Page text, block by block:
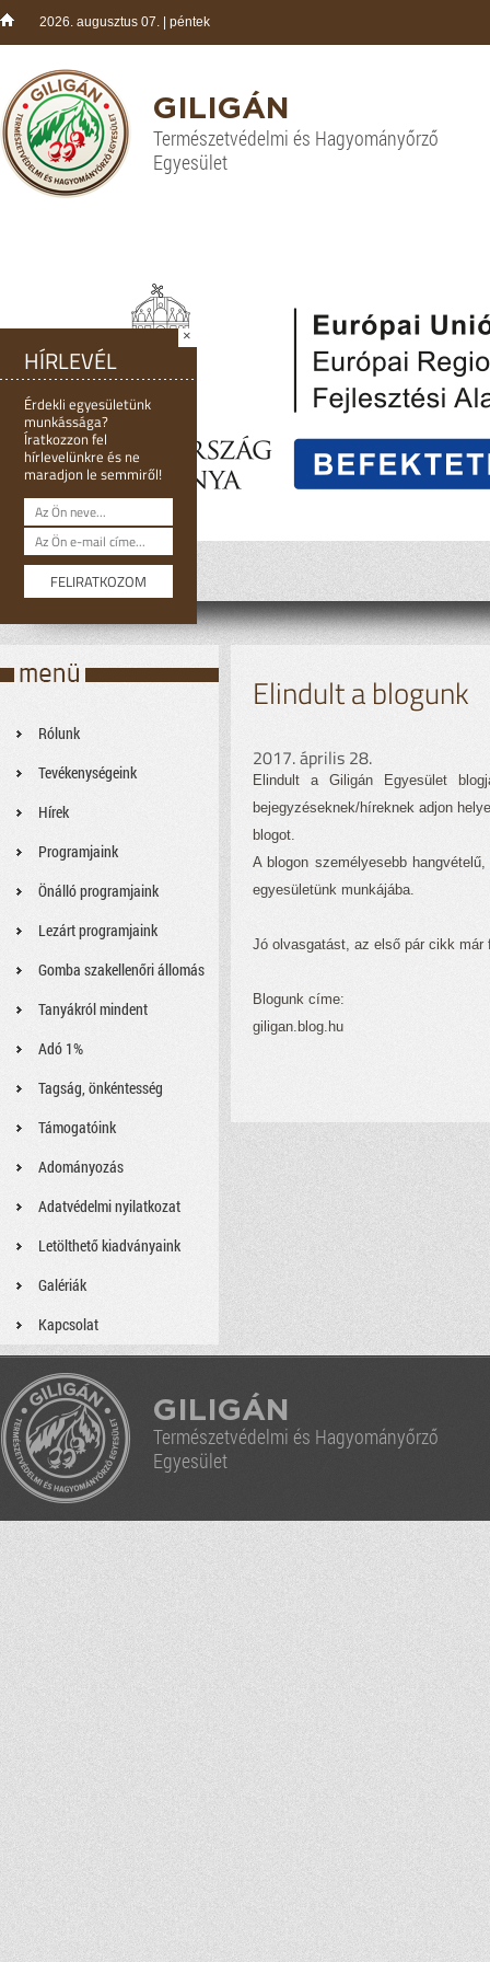
2026. augusztus 07. | péntek
GILIGÁN
Természetvédelmi és Hagyományőrző
Egyesület
Rólunk
Tevékenységeink
Hírek
Programjaink
Önálló programjaink
Lezárt programjaink
Gomba szakellenőri állomás
Tanyákról mindent
Adó 1%
Tagság, önkéntesség
Támogatóink
Adományozás
Adatvédelmi nyilatkozat
Letölthető kiadványaink
Galériák
Kapcsolat
Elindult a blogunk
2017. április 28.
Elindult a Giligán Egyesület
bejegyzéseknek/híreknek adjon
blogot.
A blogon személyesebb
egyesületünk munkájába.
Jó olvasgatást, az első pár cikk már
Blogunk címe:
giligan.blog.hu
HÍRLEVÉL
Érdekli egyesületünk
munkássága?
Íratkozzon fel
hírlevelünkre és ne
maradjon le semmiről!
×
GILIGÁN
Természetvédelmi és Hagyományőrző
Egyesület